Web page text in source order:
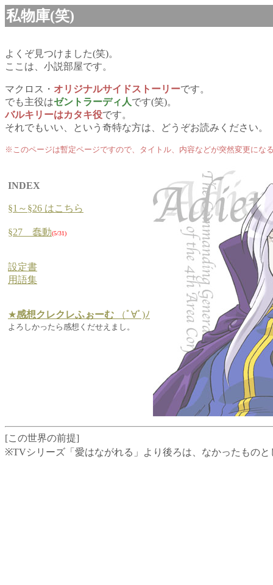
私物庫(笑)
よくぞ見つけました(笑)。
ここは、小説部屋です。
マクロス・ オリジナルサイドストーリーです。
でも主役はゼントラーディ人です(笑)。
バルキリーはカタキ役です。
それでもいい、という奇特な方は、どうぞお読みください。
※このページは暫定ページですので、タイトル、内容などが突然変更にな
INDEX
§1～§26 はこちら
§27 蠢動(5/31)
設定書
用語集
★感想クレクレふぉーむ （ﾟ∀ﾟ)ﾉ
よろしかったら感想くだせえまし。
[この世界の前提]
※TVシリーズ「愛はながれる」より後ろは、なかったもの